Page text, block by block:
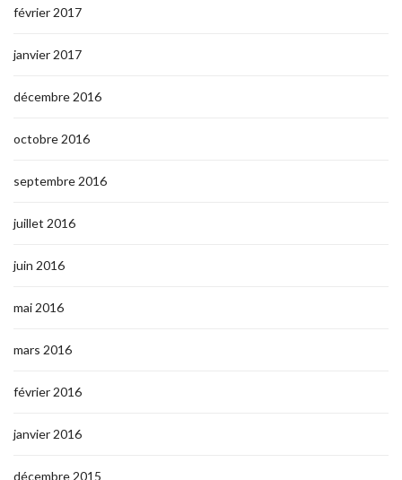
février 2017
janvier 2017
décembre 2016
octobre 2016
septembre 2016
juillet 2016
juin 2016
mai 2016
mars 2016
février 2016
janvier 2016
décembre 2015